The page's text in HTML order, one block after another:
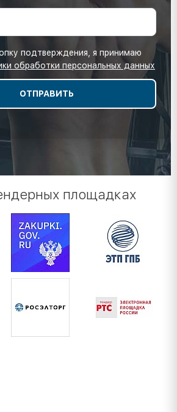
подтверждения, я принимаю
обработки персональных данных
площадках